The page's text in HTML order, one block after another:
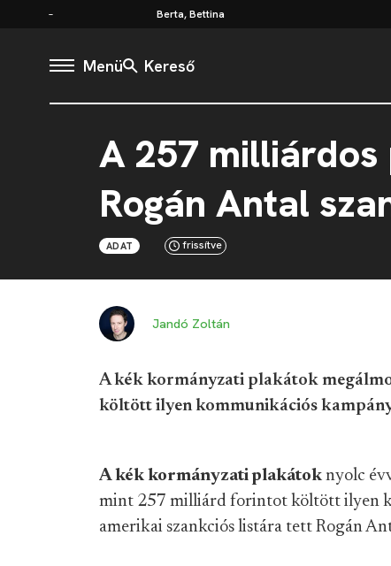
Berta, Bettina
Menü Kereső
A 257
Rogán Antal
ADAT frissítve
Jandó Zoltán
A kék kormányzati plakátok
költött ilyen kommunikációs
A kék kormányzati plakátok nyolc
mint 257 milliárd forintot költött ilyen
amerikai szankciós listára tett Rogán